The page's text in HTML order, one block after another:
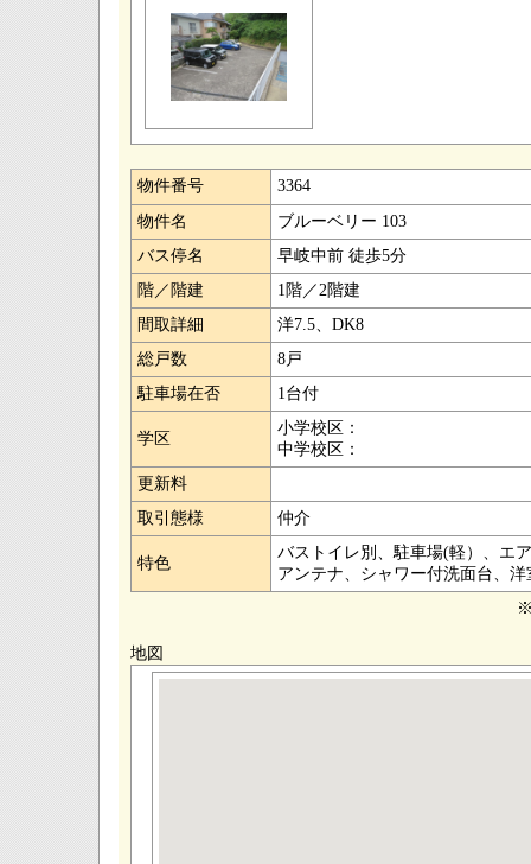
物件番号
3364
物件名
ブルーベリー 103
バス停名
早岐中前 徒歩5分
階／階建
1階／2階建
間取詳細
洋7.5、DK8
総戸数
8戸
駐車場在否
1台付
学区
小学校区：
中学校区：
更新料
取引態様
仲介
特色
バストイレ別、駐車場(軽）、エ
アンテナ、シャワー付洗面台、
地図